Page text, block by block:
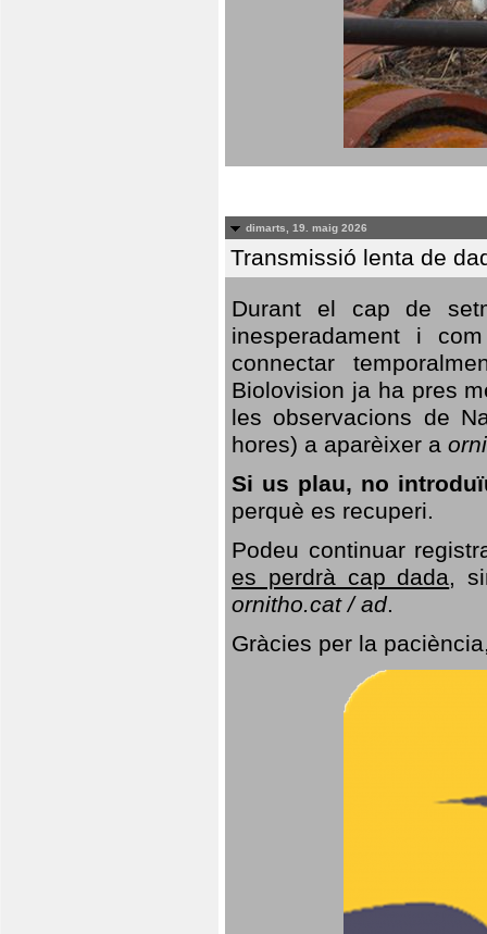
dimarts, 19. maig 2026
Transmissió lenta de
Durant el cap de
inesperadament i
connectar
Biolovision ja ha pres
les observacions de
hores) a aparèixer a
Si us plau, no
perquè es recuperi.
Podeu continuar
es perdrà cap dada,
ornitho.cat / ad.
Gràcies per la